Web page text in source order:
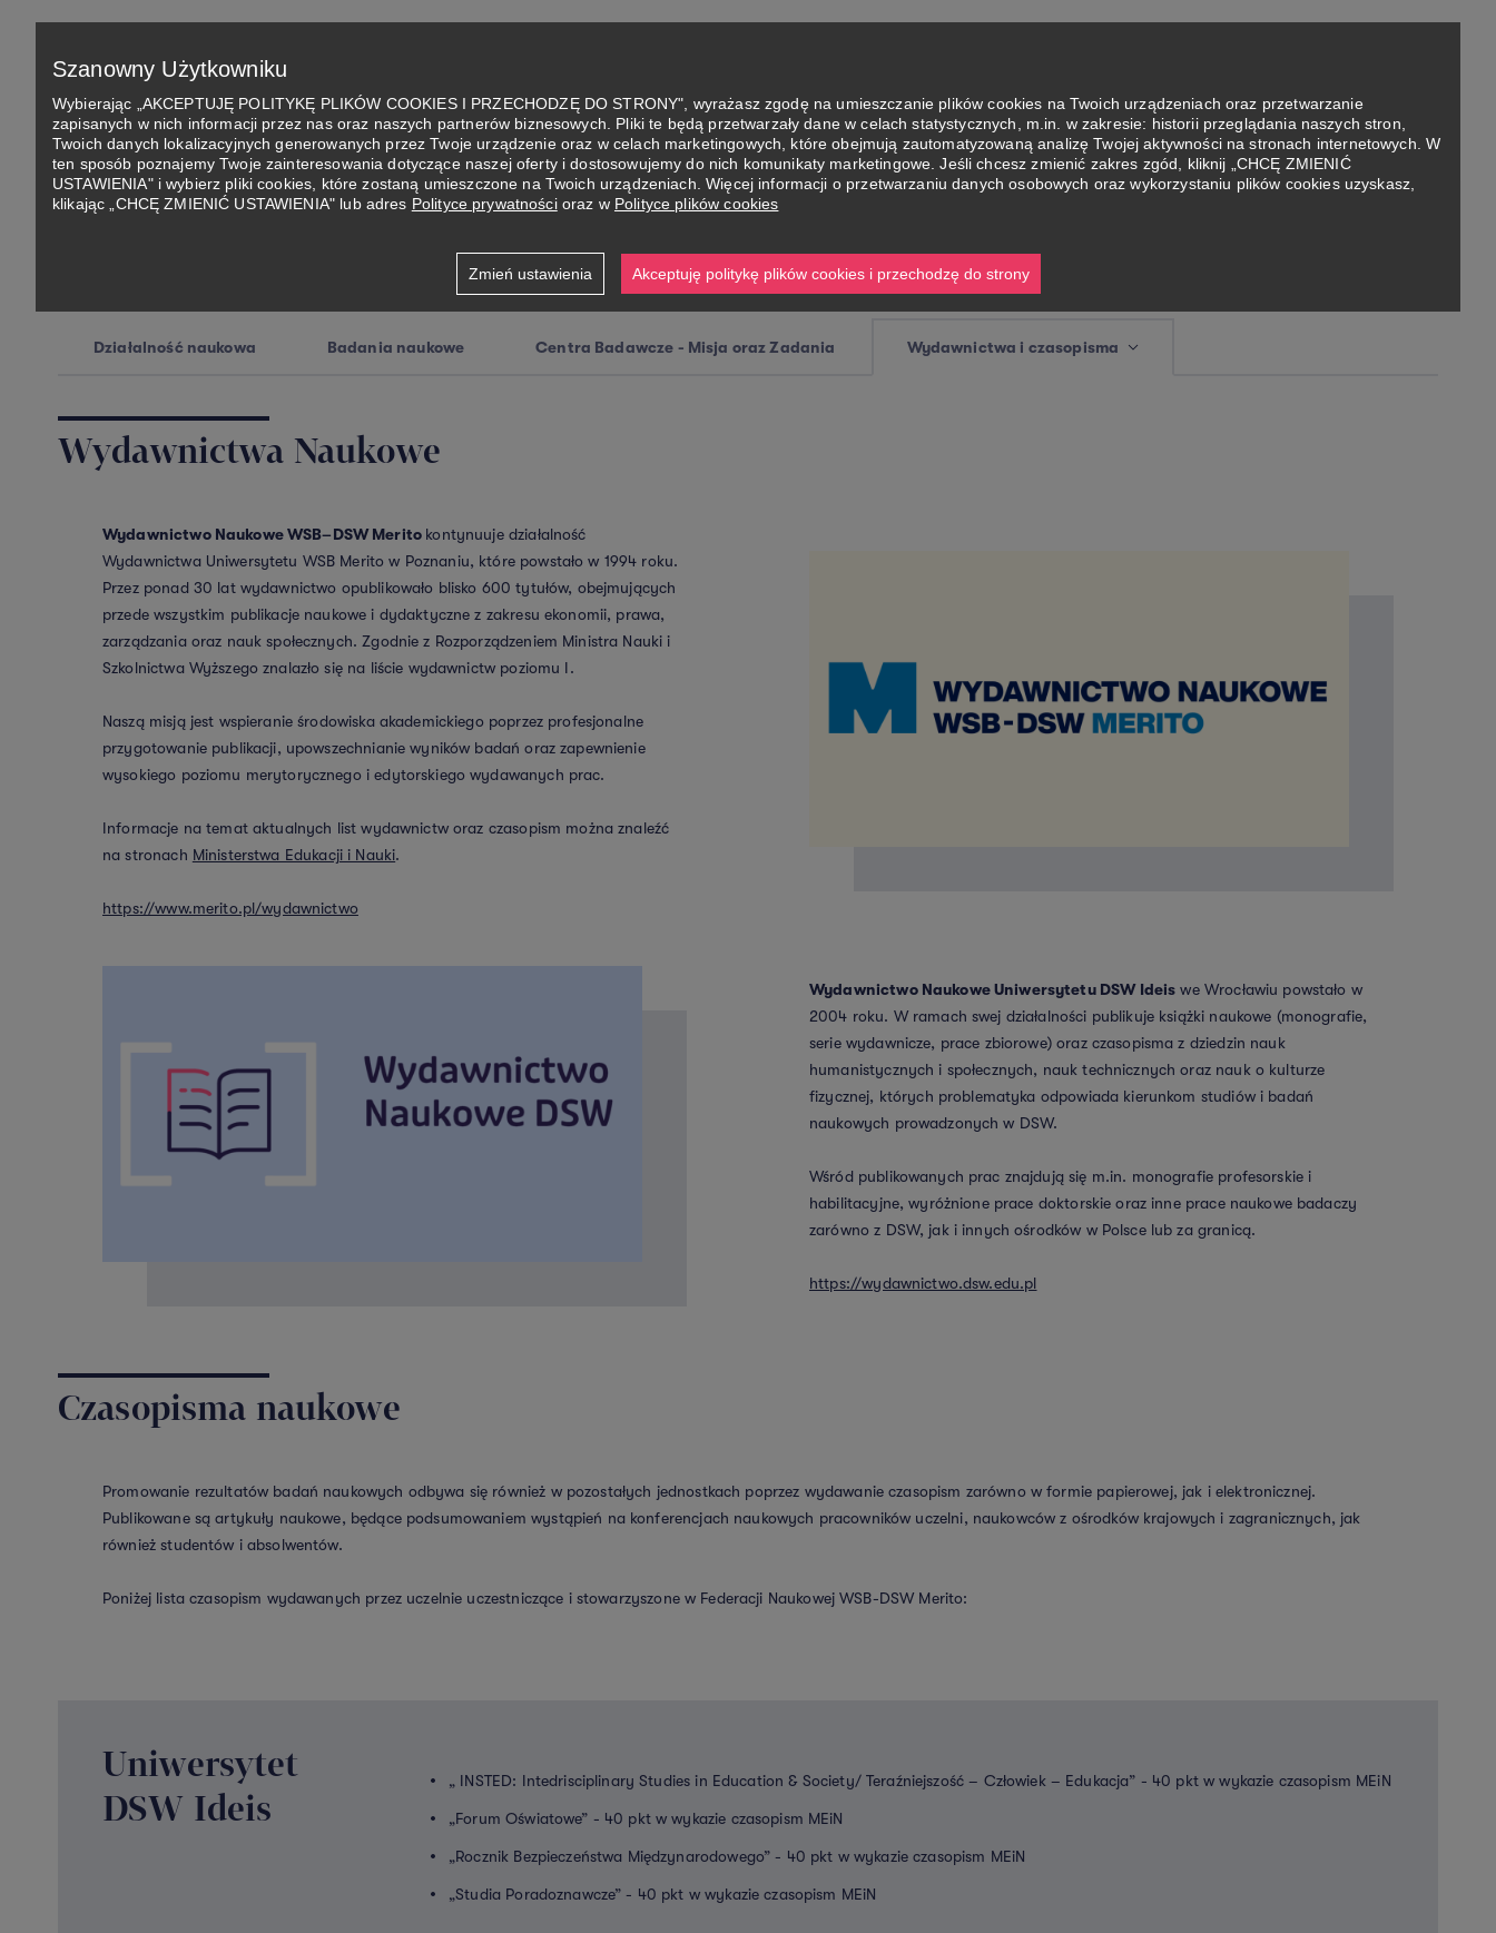
Federacja Naukowa Działalność naukowa Wydawnictwa i czasopisma
Wydawnictwa i czasopisma
Działalność naukowa Badania naukowe Centra Badawcze - Misja oraz Zadania Wydawnictwa i czasopisma
Wydawnictwa Naukowe
Wydawnictwo Naukowe WSB–DSW Merito kontynuuje działalność
Wydawnictwa Uniwersytetu WSB Merito w Poznaniu, które powstało w 1994 roku.
Przez ponad 30 lat wydawnictwo opublikowało blisko 600 tytułów, obejmujących
przede wszystkim publikacje naukowe i dydaktyczne z zakresu ekonomii, prawa,
zarządzania oraz nauk społecznych. Zgodnie z Rozporządzeniem Ministra Nauki i
Szkolnictwa Wyższego znalazło się na liście wydawnictw poziomu I.
Naszą misją jest wspieranie środowiska akademickiego poprzez profesjonalne
przygotowanie publikacji, upowszechnianie wyników badań oraz zapewnienie
wysokiego poziomu merytorycznego i edytorskiego wydawanych prac.
Informacje na temat aktualnych list wydawnictw oraz czasopism można znaleźć
na stronach Ministerstwa Edukacji i Nauki.
https://www.merito.pl/wydawnictwo
Wydawnictwo Naukowe Uniwersytetu DSW Ideis we Wrocławiu powstało w
2004 roku. W ramach swej działalności publikuje książki naukowe (monografie,
serie wydawnicze, prace zbiorowe) oraz czasopisma z dziedzin nauk
humanistycznych i społecznych, nauk technicznych oraz nauk o kulturze
fizycznej, których problematyka odpowiada kierunkom studiów i badań
naukowych prowadzonych w DSW.
Wśród publikowanych prac znajdują się m.in. monografie profesorskie i
habilitacyjne, wyróżnione prace doktorskie oraz inne prace naukowe badaczy
zarówno z DSW, jak i innych ośrodków w Polsce lub za granicą.
https://wydawnictwo.dsw.edu.pl
Czasopisma naukowe
Promowanie rezultatów badań naukowych odbywa się również w pozostałych jednostkach poprzez wydawanie czasopism zarówno w formie papierowej, jak i elektronicznej.
Publikowane są artykuły naukowe, będące podsumowaniem wystąpień na konferencjach naukowych pracowników uczelni, naukowców z ośrodków krajowych i zagranicznych, jak
również studentów i absolwentów.
Poniżej lista czasopism wydawanych przez uczelnie uczestniczące i stowarzyszone w Federacji Naukowej WSB-DSW Merito:
Uniwersytet
DSW Ideis
„ INSTED: Intedrisciplinary Studies in Education & Society/ Teraźniejszość – Człowiek – Edukacja” - 40 pkt w wykazie czasopism MEiN
„Forum Oświatowe” - 40 pkt w wykazie czasopism MEiN
„Rocznik Bezpieczeństwa Międzynarodowego” - 40 pkt w wykazie czasopism MEiN
„Studia Poradoznawcze” - 40 pkt w wykazie czasopism MEiN
Szanowny Użytkowniku
Wybierając „AKCEPTUJĘ POLITYKĘ PLIKÓW COOKIES I PRZECHODZĘ DO STRONY", wyrażasz zgodę na umieszczanie plików cookies na Twoich urządzeniach oraz przetwarzanie
zapisanych w nich informacji przez nas oraz naszych partnerów biznesowych. Pliki te będą przetwarzały dane w celach statystycznych, m.in. w zakresie: historii przeglądania naszych stron,
Twoich danych lokalizacyjnych generowanych przez Twoje urządzenie oraz w celach marketingowych, które obejmują zautomatyzowaną analizę Twojej aktywności na stronach internetowych. W
ten sposób poznajemy Twoje zainteresowania dotyczące naszej oferty i dostosowujemy do nich komunikaty marketingowe. Jeśli chcesz zmienić zakres zgód, kliknij „CHCĘ ZMIENIĆ
USTAWIENIA" i wybierz pliki cookies, które zostaną umieszczone na Twoich urządzeniach. Więcej informacji o przetwarzaniu danych osobowych oraz wykorzystaniu plików cookies uzyskasz,
klikając „CHCĘ ZMIENIĆ USTAWIENIA" lub adres Polityce prywatnościoraz w Polityce plików cookies
Zmień ustawienia Akceptuję politykę plików cookies i przechodzę do strony